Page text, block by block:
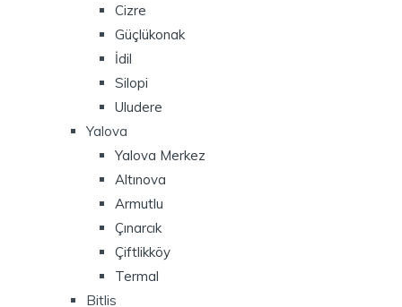
Cizre
Güçlükonak
İdil
Silopi
Uludere
Yalova
Yalova Merkez
Altınova
Armutlu
Çınarcık
Çiftlikköy
Termal
Bitlis